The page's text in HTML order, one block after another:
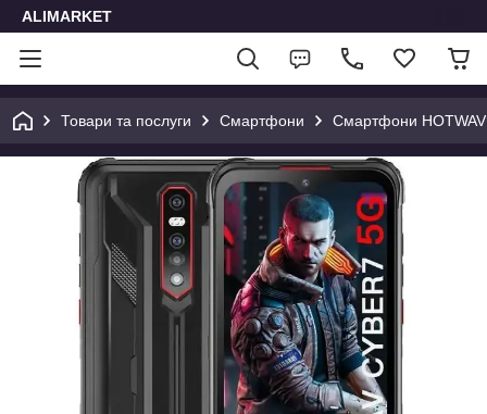
ALIMARKET
Товари та послуги Смартфони Смартфони HOTWAV